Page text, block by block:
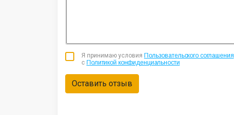
Я принимаю условия Пользовательского соглашения
с Политикой конфиденциальности
Оставить отзыв